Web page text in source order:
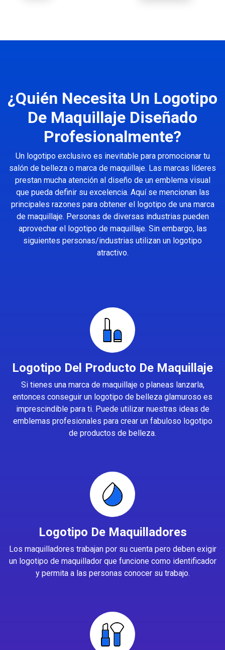
¿Quién Necesita Un Logotipo
De Maquillaje Diseñado
Profesionalmente?
Un logotipo exclusivo es inevitable para promocionar tu
salón de belleza o marca de maquillaje. Las marcas líderes
prestan mucha atención al diseño de un emblema visual
que pueda definir su excelencia. Aquí se mencionan las
principales razones para obtener el logotipo de una marca
de maquillaje. Personas de diversas industrias pueden
aprovechar el logotipo de maquillaje. Sin embargo, las
siguientes personas/industrias utilizan un logotipo
atractivo.
Logotipo Del Producto De Maquillaje
Si tienes una marca de maquillaje o planeas lanzarla,
entonces conseguir un logotipo de belleza glamuroso es
imprescindible para ti. Puede utilizar nuestras ideas de
emblemas profesionales para crear un fabuloso logotipo
de productos de belleza.
Logotipo De Maquilladores
Los maquilladores trabajan por su cuenta pero deben exigir
un logotipo de maquillador que funcione como identificador
y permita a las personas conocer su trabajo.